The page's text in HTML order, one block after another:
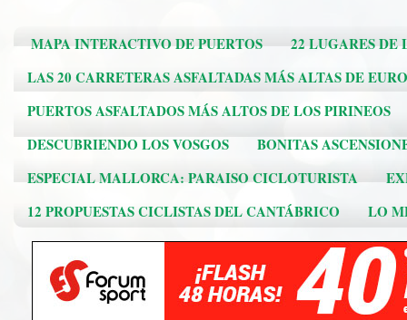
MAPA INTERACTIVO DE PUERTOS
22 LUGARES DE
LAS 20 CARRETERAS ASFALTADAS MÁS ALTAS DE
PUERTOS ASFALTADOS MÁS ALTOS DE LOS PIRINEOS
DESCUBRIENDO LOS VOSGOS
BONITAS
ESPECIAL MALLORCA: PARAISO CICLOTURISTA
12 PROPUESTAS CICLISTAS DEL CANTÁBRICO
LO